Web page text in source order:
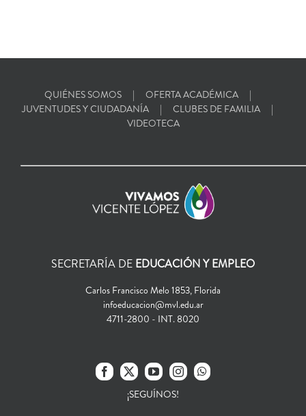
QUIÉNES SOMOS
OFERTA ACADÉMICA
JUVENTUDES Y CIUDADANÍA
CLUBES DE FAMILIA
VIDEOTECA
SECRETARÍA DE EDUCACIÓN Y EMPLEO
Carlos Francisco Melo 1853, Florida
infoeducacion@mvl.edu.ar
4711-2800 - INT. 8020
¡SEGUÍNOS!